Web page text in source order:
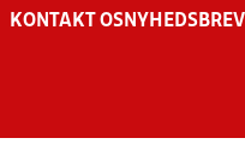
KONTAKT OS NYHEDSBREV